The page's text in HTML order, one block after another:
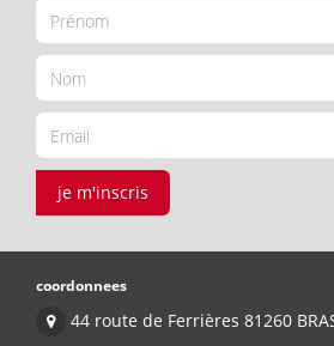
je m'inscris
coordonnees
44 route de Ferrières 81260